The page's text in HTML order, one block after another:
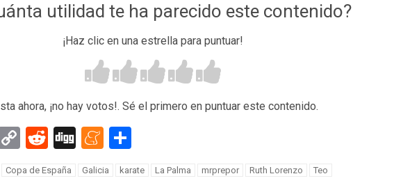
utilidad te ha parecido este contenido?
¡Haz clic en una estrella para puntuar!
ahora, ¡no hay votos!. Sé el primero en puntuar este contenido.
WhatsApp
Copy
Link
RedditDiggMeneame
Copa de España Galicia karate La Palma mrprepor Ruth Lorenzo Teo